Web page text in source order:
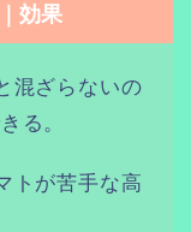
効果
混ざらないの
る。
トが苦手な高